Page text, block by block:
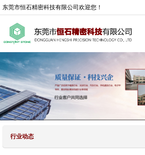
东莞市恒石精密科技有限公司欢迎您！
行业动态